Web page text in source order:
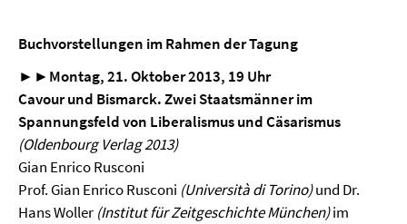
Buchvorstellungen im Rahmen der Tagung
►► Montag, 21. Oktober 2013, 19 Uhr
Cavour und Bismarck. Zwei Staatsmänner im
Spannungsfeld von Liberalismus und Cäsarismus
(Oldenbourg Verlag 2013)
Gian Enrico Rusconi
Prof. Gian Enrico Rusconi (Università di Torino)und Dr.
Hans Woller (Institut für Zeitgeschichte München)im